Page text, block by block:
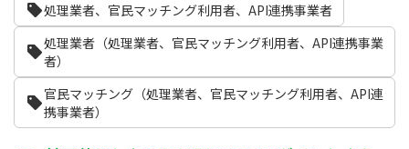
処理業者、官民マッチング利用者、API連携事業者
処理業者（処理業者、官民マッチング利用者、API連携事業
者）
官民マッチング（処理業者、官民マッチング利用者、API連
携事業者）